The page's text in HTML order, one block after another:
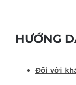
HƯỚNG
Đối với